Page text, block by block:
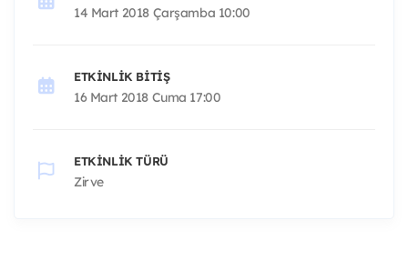
14 Mart 2018 Çarşamba 10:00
ETKINLIK BITIŞ
16 Mart 2018 Cuma 17:00
ETKINLIK TÜRÜ
Zirve